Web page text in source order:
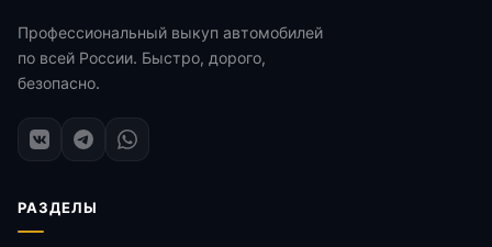
Профессиональный выкуп автомобилей
по всей России. Быстро, дорого,
безопасно.
РАЗДЕЛЫ